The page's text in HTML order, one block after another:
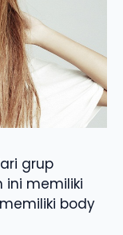
grup
ini memiliki
body